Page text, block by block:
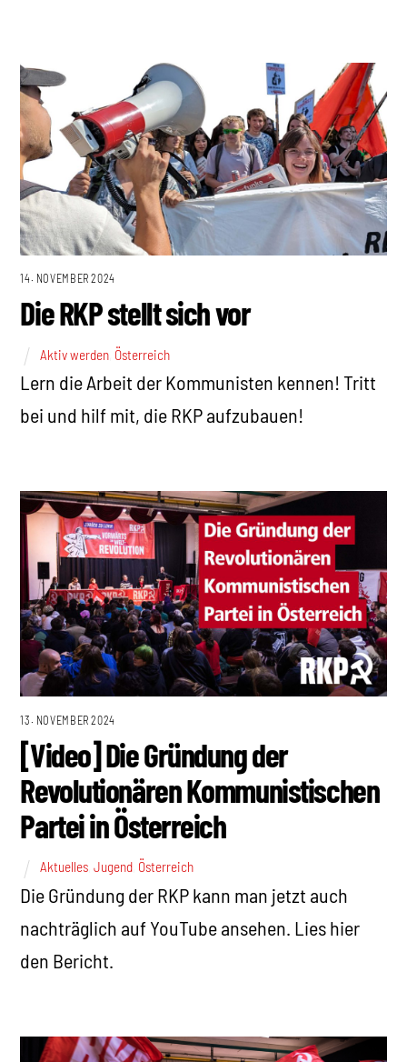
14. NOVEMBER 2024
Die RKP stellt sich vor
Aktiv werden Österreich
Lern die Arbeit der Kommunisten kennen! Tritt
bei und hilf mit, die RKP aufzubauen!
13. NOVEMBER 2024
[Video] Die Gründung der
Revolutionären Kommunistischen
Partei in Österreich
Aktuelles ,Jugend Österreich
Die Gründung der RKP kann man jetzt auch
nachträglich auf YouTube ansehen. Lies hier
den Bericht.